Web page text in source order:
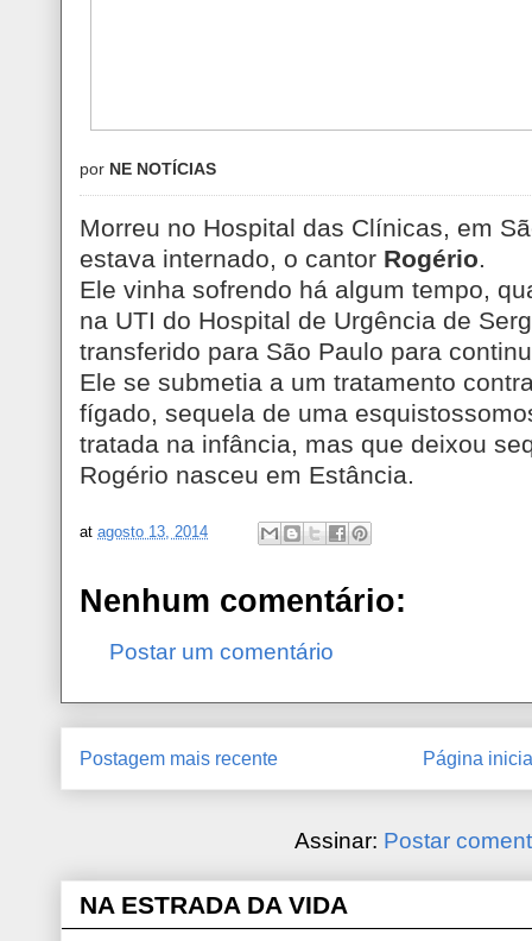
por NE NOTÍCIAS
Morreu no Hospital das Clínicas, em
estava internado, o cantor Rogério
Ele vinha sofrendo há algum tempo,
na UTI do Hospital de Urgência de
transferido para São Paulo para
Ele se submetia a um tratamento
fígado, sequela de uma
tratada na infância, mas que deixou
Rogério nasceu em Estância.
at agosto 13, 2014
Nenhum comentário:
Postar um comentário
Postagem mais recente Página
Assinar: Postar
NA ESTRADA DA VIDA